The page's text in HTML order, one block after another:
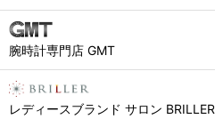
腕時計専門店 GMT
レディースブランド サロン BRILLER